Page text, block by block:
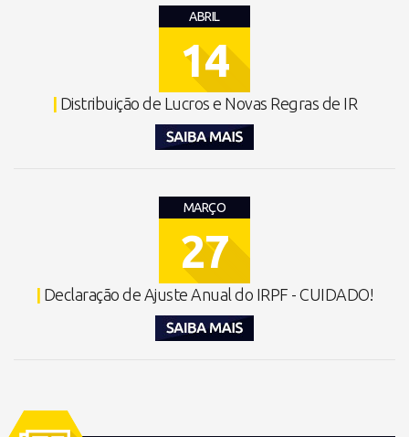
ABRIL
14
| Distribuição de Lucros e Novas Regras de IR
MARÇO
27
| Declaração de Ajuste Anual do IRPF - CUIDADO!